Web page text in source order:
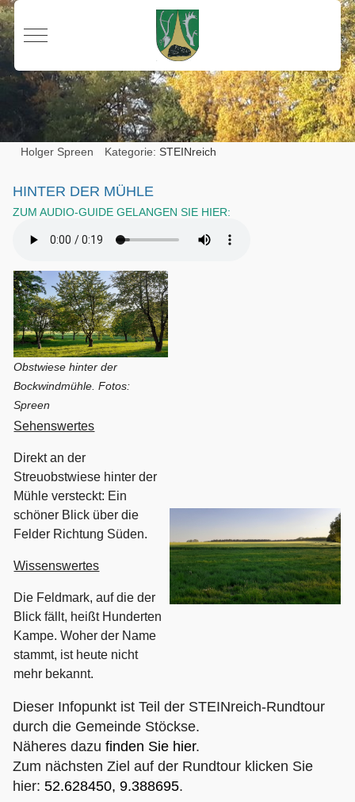
Mobile Menu Toggle
Holger Spreen Kategorie:STEINreich
HINTER DER MÜHLE
ZUM AUDIO-GUIDE GELANGEN SIE HIER:
Obstwiese hinter der
Bockwindmühle. Fotos:
Spreen
Sehenswertes
Direkt an der
Streuobstwiese hinter der
Mühle versteckt: Ein
schöner Blick über die
Felder Richtung Süden.
Wissenswertes
Die Feldmark, auf die der
Blick fällt, heißt Hunderten
Kampe. Woher der Name
stammt, ist heute nicht
mehr bekannt.
Dieser Infopunkt ist Teil der STEINreich-Rundtour
durch die Gemeinde Stöckse.
Näheres dazufinden Sie hier.
Zum nächsten Ziel auf der Rundtour klicken Sie
hier:52.628450, 9.388695.